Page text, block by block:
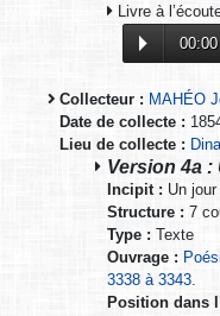
Livre à
00:00
Collecteur : MAHÉO
Date de collecte :
Lieu de collecte :
Version 4a :
Incipit : Un
Structure : 7
Type : Texte
Ouvrage :
3338 à 3343.
Position dans